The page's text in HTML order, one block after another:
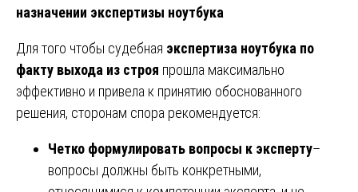
назначении экспертизы ноутбука
Для того чтобы судебная экспертиза ноутбука по
факту выхода из строя прошла максимально
эффективно и привела к принятию обоснованного
решения, сторонам спора рекомендуется:
Четко формулировать вопросы к эксперту–
вопросы должны быть конкретными,